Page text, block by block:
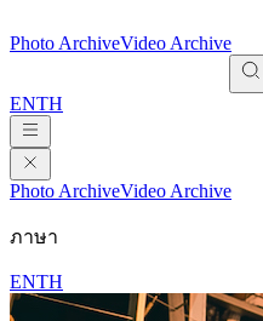
Photo ArchiveVideo Archive
ENTH
Photo ArchiveVideo Archive
ภาษา
ENTH